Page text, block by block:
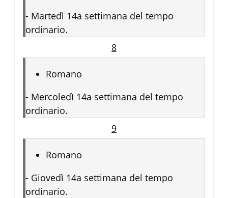
- Martedì 14a settimana del tempo
ordinario.
8
Romano
- Mercoledì 14a settimana del tempo
ordinario.
9
Romano
- Giovedì 14a settimana del tempo
ordinario.